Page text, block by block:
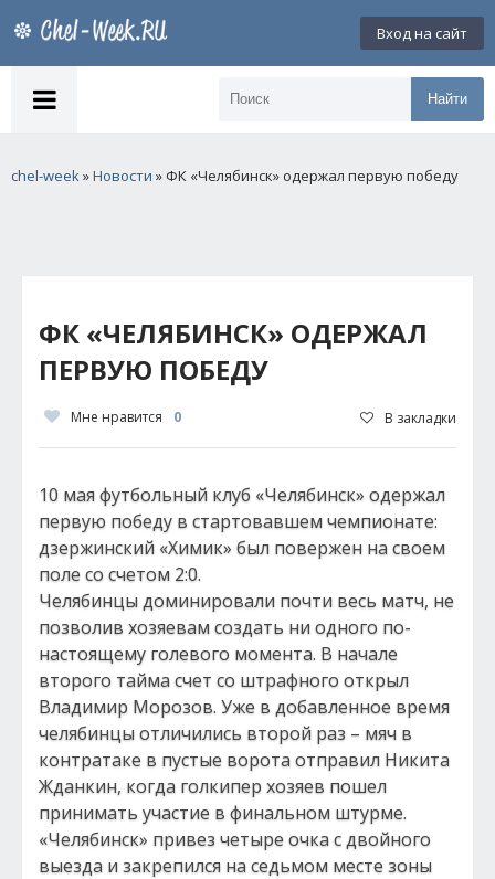
Вход на сайт
Найти
chel-week»Новости » ФК «Челябинск» одержал первую победу
ФК «ЧЕЛЯБИНСК» ОДЕРЖАЛ
ПЕРВУЮ ПОБЕДУ
Мне нравится 0 В закладки
10 мая футбольный клуб «Челябинск» одержал
первую победу в стартовавшем чемпионате:
дзержинский «Химик» был повержен на своем
поле со счетом 2:0.
Челябинцы доминировали почти весь матч, не
позволив хозяевам создать ни одного по-
настоящему голевого момента. В начале
второго тайма счет со штрафного открыл
Владимир Морозов. Уже в добавленное время
челябинцы отличились второй раз – мяч в
контратаке в пустые ворота отправил Никита
Жданкин, когда голкипер хозяев пошел
принимать участие в финальном штурме.
«Челябинск» привез четыре очка с двойного
выезда и закрепился на седьмом месте зоны